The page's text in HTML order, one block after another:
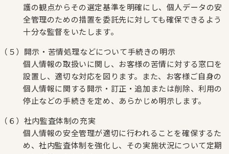
護の観点からその選定基準を明確にし、個人データの安
全管理のための措置を委託先に対しても確保できるよう
十分な監督をいたします。
（５）開示・苦情処理などについて手続きの明示
個人情報の取扱いに関し、お客様の苦情に対する窓口を
設置し、適切な対応を図ります。また、お客様ご自身の
個人情報に関する開示・訂正・追加または削除、利用の
停止などの手続きを定め、あらかじめ明示します。
（６）社内監査体制の充実
個人情報の安全管理が適切に行われることを確保するた
め、社内監査体制を強化し、その実施状況について定期